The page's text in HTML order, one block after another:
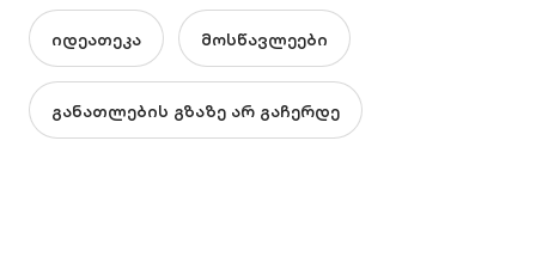
იდეათეკა მოსწავლეები
განათლების გზაზე არ გაჩერდე